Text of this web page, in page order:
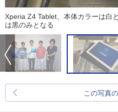
Xperia Z4 Tablet、本体カラーは白
は黒のみとなる
この写真